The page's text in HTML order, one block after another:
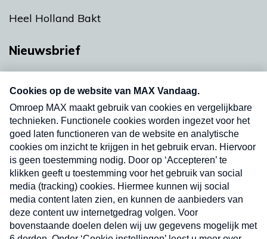
Heel Holland Bakt
Nieuwsbrief
nieuwsbrief. Elke vrijdag- en dinsdagochtend in
uw mailbox.
Verzend